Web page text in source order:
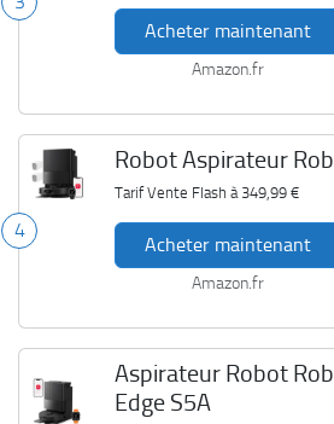
Acheter maintenant
Amazon.fr
4
Robot Aspirateur
Tarif Vente Flash à 349,99 €
Acheter maintenant
Amazon.fr
Aspirateur Robot
Edge S5A